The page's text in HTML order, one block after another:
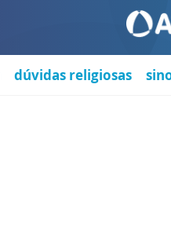
dúvidas religiosas